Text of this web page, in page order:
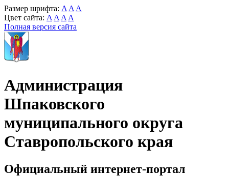
Размер шрифта: A A A
Цвет сайта: A A A A
Полная версия сайта
Администрация
Шпаковского
муниципального округа
Ставропольского края
Официальный интернет-портал